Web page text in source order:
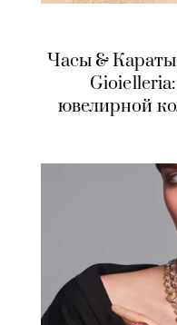
Часы &
ювелирной